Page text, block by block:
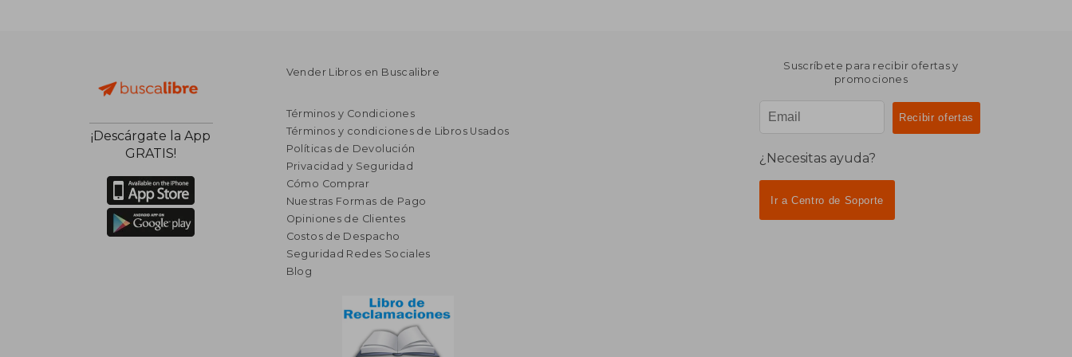
¡Descárgate la App
GRATIS!
Vender Libros en Buscalibre
Términos y Condiciones
Términos y condiciones de Libros Usados
Políticas de Devolución
Privacidad y Seguridad
Cómo Comprar
Nuestras Formas de Pago
Opiniones de Clientes
Costos de Despacho
Seguridad Redes Sociales
Blog
Suscríbete para recibir ofertas y
promociones
¿Necesitas ayuda?
Ir a Centro de Soporte